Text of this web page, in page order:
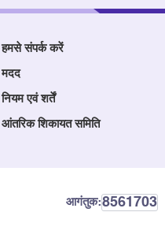
हमसे संपर्क करें
मदद
नियम एवं शर्तें
आंतरिक शिकायत समिति
आगंतुक:8561703